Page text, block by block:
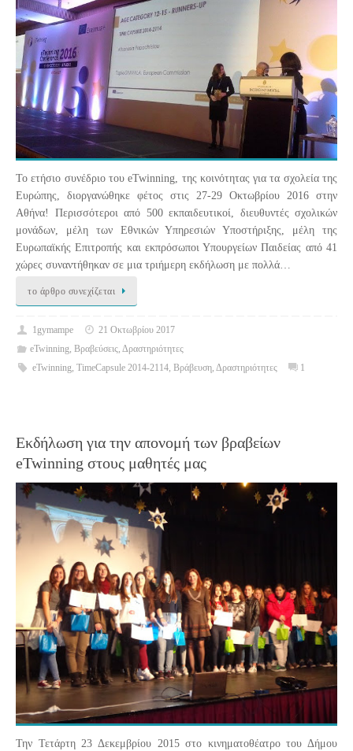
Το ετήσιο συνέδριο του eTwinning, της κοινότητας για τα σχολεία της
Ευρώπης, διοργανώθηκε φέτος στις 27-29 Οκτωβρίου 2016 στην
Αθήνα! Περισσότεροι από 500 εκπαιδευτικοί, διευθυντές σχολικών
μονάδων, μέλη των Εθνικών Υπηρεσιών Υποστήριξης, μέλη της
Ευρωπαϊκής Επιτροπής και εκπρόσωποι Υπουργείων Παιδείας από 41
χώρες συναντήθηκαν σε μια τριήμερη εκδήλωση με πολλά…
το άρθρο συνεχίζεται
1gymampe
21 Οκτωβρίου 2017
eTwinning, Βραβεύσεις, Δραστηριότητες
eTwinning, TimeCapsule 2014-2114, Βράβευση, Δραστηριότητες 1
Εκδήλωση για την απονομή των βραβείων
eTwinning στους μαθητές μας
Την Τετάρτη 23 Δεκεμβρίου 2015 στο κινηματοθέατρο του Δήμου